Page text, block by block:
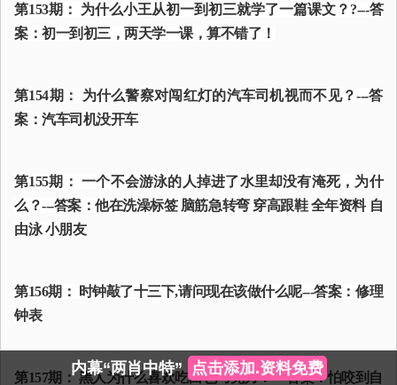
第153期： 为什么小王从初一到初三就学了一篇课文？?---答
案：初一到初三，两天学一课，算不错了！
第154期： 为什么警察对闯红灯的汽车司机视而不见？---答
案：汽车司机没开车
第155期： 一个不会游泳的人掉进了水里却没有淹死，为什
么？---答案：他在洗澡标签 脑筋急转弯 穿高跟鞋 全年资料 自
由泳 小朋友
第156期： 时钟敲了十三下,请问现在该做什么呢---答案：修理
钟表
第157期： 黑人为什么喜欢吃白色巧克力？--- 答案：怕咬到自
内幕“两肖中特” 点击添加.资料免费